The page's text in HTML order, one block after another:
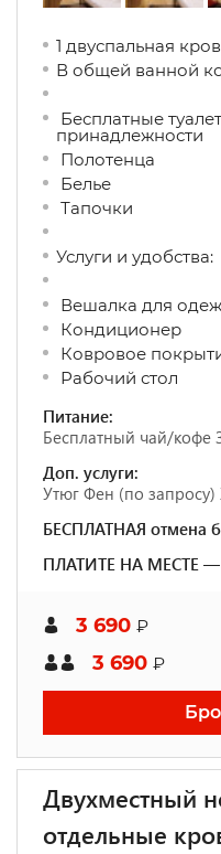
1 двуспальная
В общей ванной
Бесплатные
принадлежности
Полотенца
Белье
Тапочки
Услуги и удобства: ​
Вешалка для
Кондиционер
Ковровое
Рабочий стол
Питание:
Бесплатный чай/кофе
Доп. услуги:
Утюг Фен (по
БЕСПЛАТНАЯ отмена
ПЛАТИТЕ НА МЕСТЕ —
3 690 ₽
3 690 ₽
Двухместный
отдельные